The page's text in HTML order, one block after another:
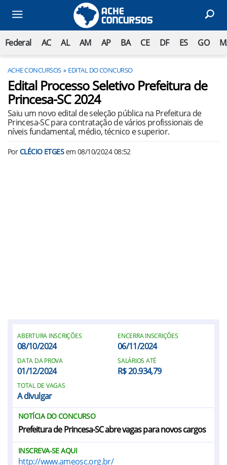
Federal AC AL AM AP BA CE DF ES GO
ACHE CONCURSOS EDITAL DO CONCURSO
Edital Processo Seletivo Prefeitura de
Princesa-SC 2024
Saiu um novo edital de seleção pública na Prefeitura de
Princesa-SC para contratação de vários profissionais de
níveis fundamental, médio, técnico e superior.
PorCLÉCIO ETGESem 08/10/2024 08:52
ABERTURA INSCRIÇÕES
08/10/2024
ENCERRA INSCRIÇÕES
06/11/2024
DATA DA PROVA
01/12/2024
SALÁRIOS ATÉ
R$ 20.934,79
TOTAL DE VAGAS
A divulgar
NOTÍCIA DO CONCURSO
Prefeitura de Princesa-SC abre vagas para novos cargos
INSCREVA-SE AQUI
http://www.ameosc.org.br/